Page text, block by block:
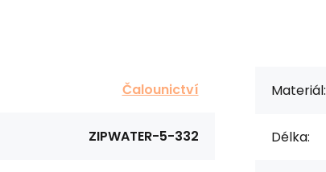
Čalounictví
ZIPWATER-5-332
Materiál:
Délka: